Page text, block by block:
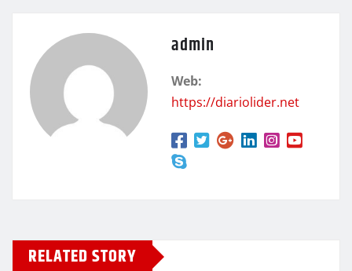
admin
Web:
https://diariolider.net
RELATED STORY